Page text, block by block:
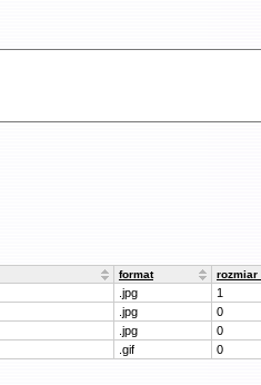
format rozmiar
.jpg
1
.jpg
0
.jpg
0
.gif 0